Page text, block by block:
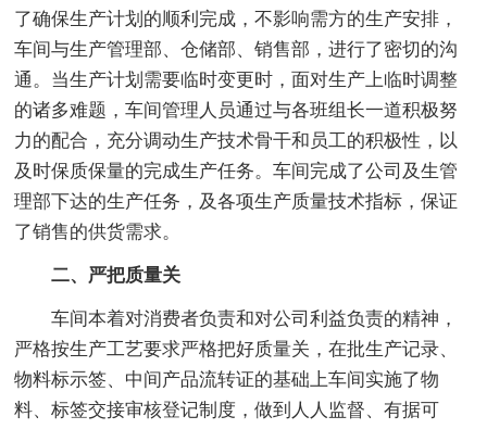
了确保生产计划的顺利完成，不影响需方的生产安排，
车间与生产管理部、仓储部、销售部，进行了密切的沟
通。当生产计划需要临时变更时，面对生产上临时调整
的诸多难题，车间管理人员通过与各班组长一道积极努
力的配合，充分调动生产技术骨干和员工的积极性，以
及时保质保量的完成生产任务。车间完成了公司及生管
理部下达的生产任务，及各项生产质量技术指标，保证
了销售的供货需求。
二、严把质量关
车间本着对消费者负责和对公司利益负责的精神，
严格按生产工艺要求严格把好质量关，在批生产记录、
物料标示签、中间产品流转证的基础上车间实施了物
料、标签交接审核登记制度，做到人人监督、有据可